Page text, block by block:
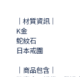
｜材質資訊｜
K金
蛇紋石
日本戒圍
｜商品包含｜